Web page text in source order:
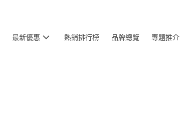
最新優惠 熱銷排行榜 品牌總覽 專題推介